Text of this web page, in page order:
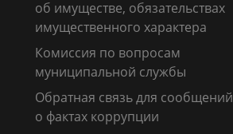
об имуществе, обязательствах
имущественного характера
Комиссия по вопросам
муниципальной службы
Обратная связь для сообщений
о фактах коррупции